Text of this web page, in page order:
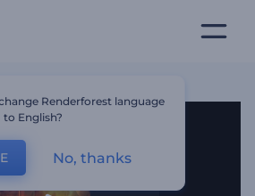
Renderforest language
to English?
No, thanks